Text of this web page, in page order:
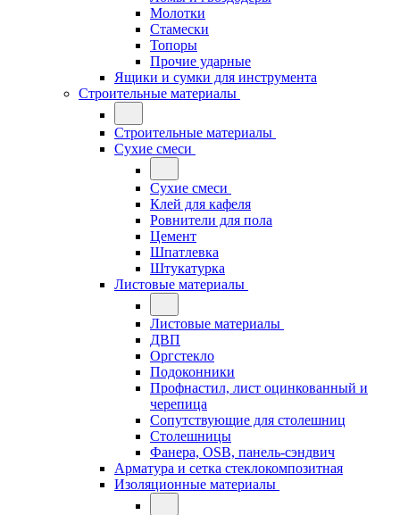
Молотки
Стамески
Топоры
Прочие ударные
Ящики и сумки для инструмента
Строительные материалы
Строительные материалы
Сухие смеси
Сухие смеси
Клей для кафеля
Ровнители для пола
Цемент
Шпатлевка
Штукатурка
Листовые материалы
Листовые материалы
ДВП
Оргстекло
Подоконники
Профнастил, лист оцинкованный и
черепица
Сопутствующие для столешниц
Столешницы
Фанера, OSB, панель-сэндвич
Арматура и сетка стеклокомпозитная
Изоляционные материалы